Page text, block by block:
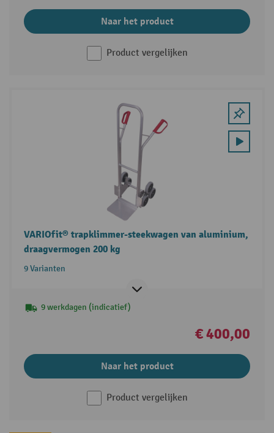
Naar het product
Product vergelijken
VARIOfit® trapklimmer-steekwagen van aluminium,
draagvermogen 200 kg
9 Varianten
9 werkdagen (indicatief)
€ 400,00
Naar het product
Product vergelijken